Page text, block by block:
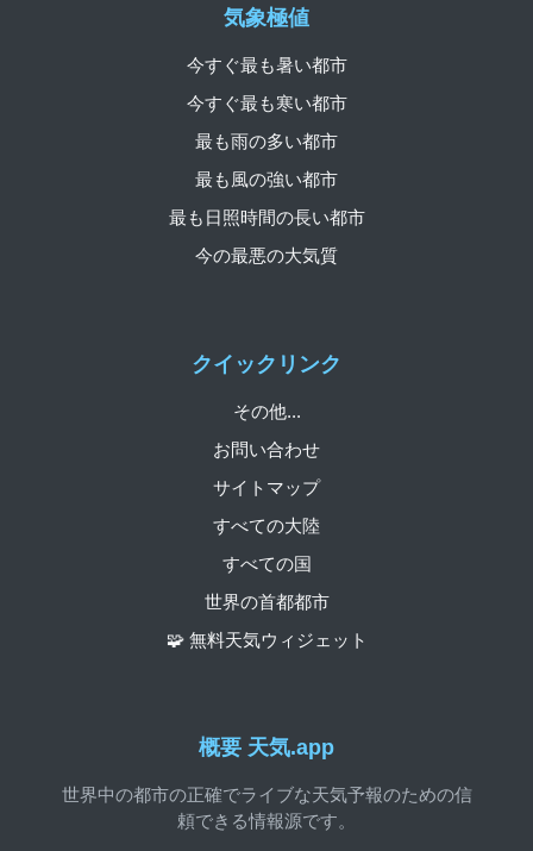
概要 天気.app
世界中の都市の正確でライブな天気予報のための信
頼できる情報源です。
クイックリンク
その他...
お問い合わせ
サイトマップ
すべての大陸
すべての国
世界の首都都市
🧩 無料天気ウィジェット
気象極値
今すぐ最も暑い都市
今すぐ最も寒い都市
最も雨の多い都市
最も風の強い都市
最も日照時間の長い都市
今の最悪の大気質